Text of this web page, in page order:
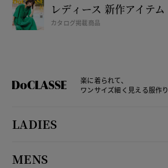
レディース 新作アイテム
カタログ掲載商品
楽に着られて、
ワンサイズ細く見える服作り
LADIES
MENS